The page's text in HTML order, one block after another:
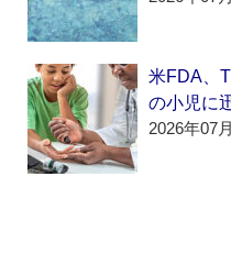
米FDA、
の小児に
2026年07